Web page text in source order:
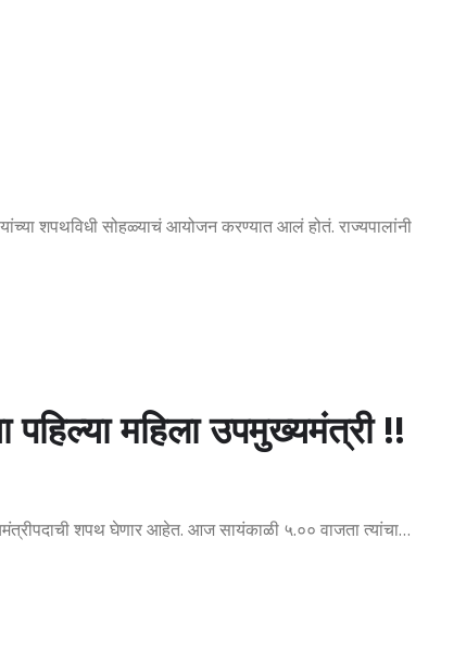
शपथविधी सोहळ्याचं आयोजन करण्यात आलं होतं. राज्यपालांनी
पहिल्या महिला उपमुख्यमंत्री !!
शपथ घेणार आहेत. आज सायंकाळी ५.०० वाजता त्यांचा…